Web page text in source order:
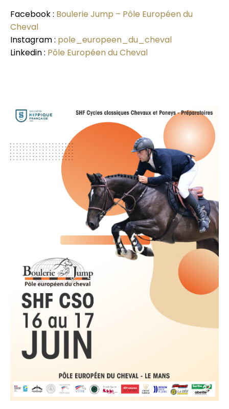
Facebook : Boulerie Jump – Pôle Européen du
Cheval
Instagram : pole_europeen_du_cheval
Linkedin : Pôle Européen du Cheval